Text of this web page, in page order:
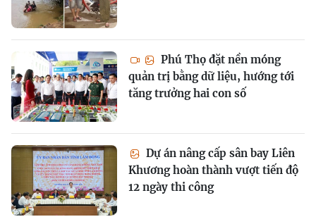
Phú Thọ đặt nền móng
quản trị bằng dữ liệu, hướng tới
tăng trưởng hai con số
Dự án nâng cấp sân bay Liên
Khương hoàn thành vượt tiến độ
12 ngày thi công